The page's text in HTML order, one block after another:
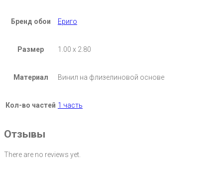
Бренд обои Ериго
Размер 1.00 х 2.80
Материал Винил на флизелиновой основе
Кол-во частей 1 часть
Отзывы
There are no reviews yet.